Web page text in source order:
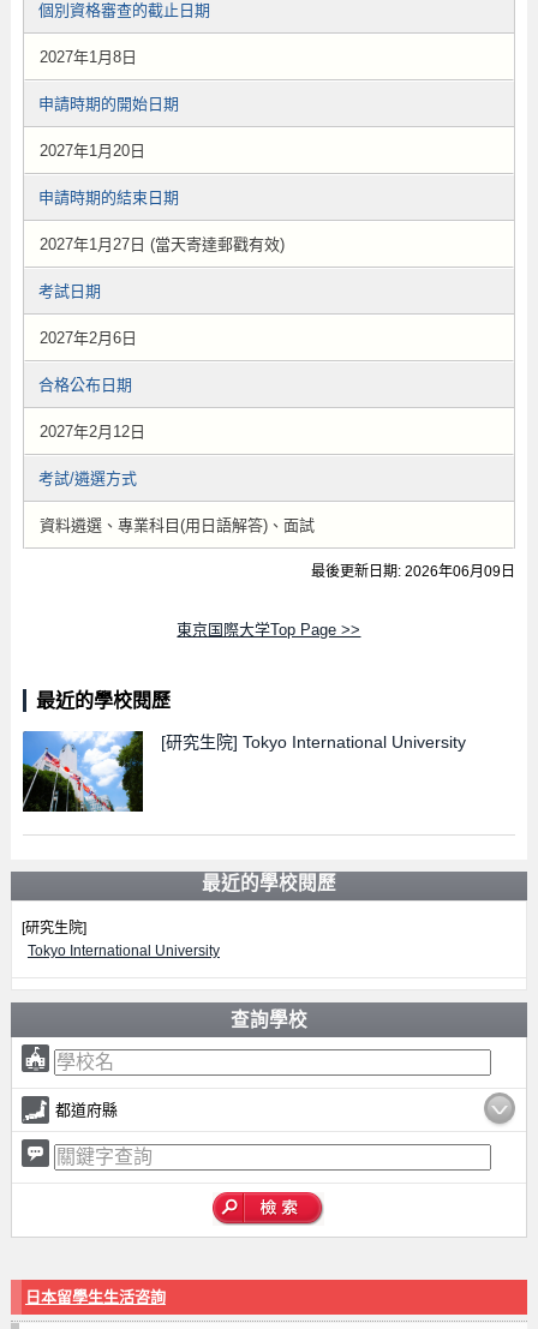
個別資格審查的截止日期
2027年1月8日
申請時期的開始日期
2027年1月20日
申請時期的結束日期
2027年1月27日 (當天寄達郵戳有效)
考試日期
2027年2月6日
合格公布日期
2027年2月12日
考試/遴選方式
資料遴選、專業科目(用日語解答)、面試
最後更新日期: 2026年06月09日
東京国際大学Top Page >>
最近的學校閱歷
[研究生院] Tokyo International University
最近的學校閱歷
[研究生院]
Tokyo International University
查詢學校
都道府縣
日本留學生生活咨詢